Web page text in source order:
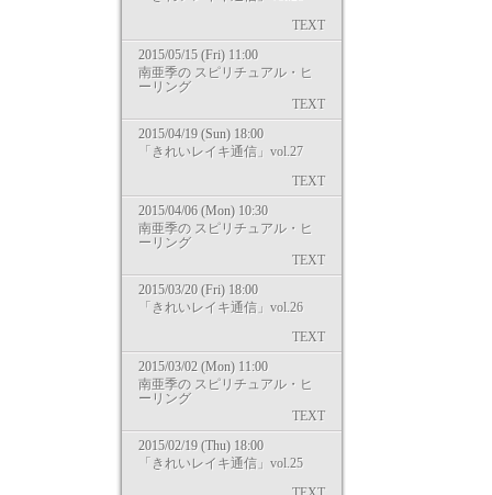
TEXT
2015/05/15 (Fri) 11:00
南亜季の スピリチュアル・ヒ
ーリング
TEXT
2015/04/19 (Sun) 18:00
「きれいレイキ通信」vol.27
TEXT
2015/04/06 (Mon) 10:30
南亜季の スピリチュアル・ヒ
ーリング
TEXT
2015/03/20 (Fri) 18:00
「きれいレイキ通信」vol.26
TEXT
2015/03/02 (Mon) 11:00
南亜季の スピリチュアル・ヒ
ーリング
TEXT
2015/02/19 (Thu) 18:00
「きれいレイキ通信」vol.25